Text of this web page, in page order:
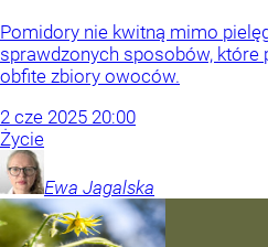
Pomidory nie kwitną mimo
sprawdzonych sposobów, które
obfite zbiory owoców.
2 cze 2025 20:00
Życie
Ewa Jagalska